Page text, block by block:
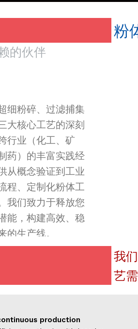
粉
的伙伴
细粉碎、过滤捕集
大核心工艺的深刻
行业（化工、矿
药）的丰富实践经
从概念验证到工业
程、定制化粉体工
我们致力于释放您
能，构建高效、稳
的生产线。
我
艺
production